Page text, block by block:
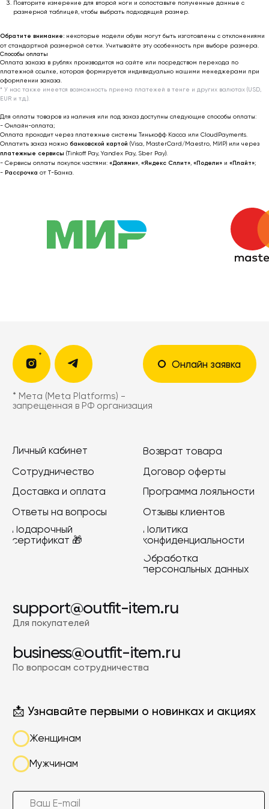
Повторите измерение для второй ноги и сопоставьте полученные данные с
размерной таблицей, чтобы выбрать подходящий размер.
Обратите внимание: некоторые модели обуви могут быть изготовлены с отклонениями
от стандартной размерной сетки. Учитывайте эту особенность при выборе размера.
Способы оплаты
Оплата заказа в рублях производится на сайте или посредством перехода по
платежной ссылке, которая формируется индивидуально нашими менеджерами при
оформлении заказа.
* У нас также имеется возможность приема платежей в тенге и других валютах (USD,
EUR и т.д.).
Для оплаты товаров из наличия или под заказ доступны следующие способы оплаты:
- Онлайн-оплата;
Оплата проходит через платежные системы Тинькофф Касса или CloudPayments.
Оплатить заказ можно банковской картой (Visa, MasterCard/Maestro, МИР) или через
платежные сервисы (Tinkoff Pay, Yandex Pay, Sber Pay).
- Сервисы оплаты покупок частями: «Долями», «Яндекс Сплит», «Подели» и «Плайт»;
- Рассрочка от T-Банка.
business@outfit-item.ru
По вопросам сотрудничества
📩 Узнавайте первыми о новинках и акциях
Женщинам
Мужчинам
Я соглашаюсь получать рекламные
рассылки на условияхоферты и
политики конфиденциальности